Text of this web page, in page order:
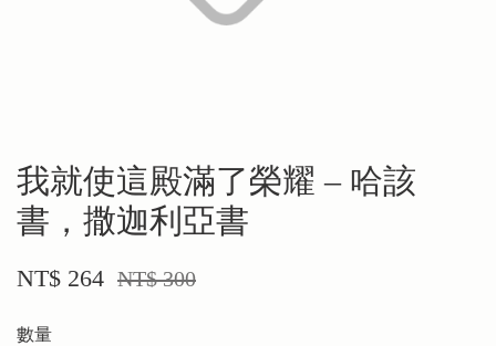
我就使這殿滿了榮耀 – 哈該
書，撒迦利亞書
NT$ 264 NT$ 300
數量